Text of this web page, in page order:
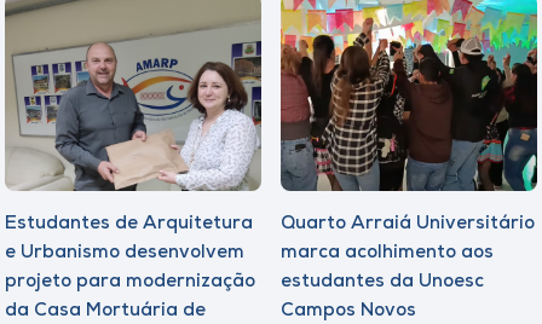
Estudantes de Arquitetura
e Urbanismo desenvolvem
projeto para modernização
da Casa Mortuária de
Quarto Arraiá Universitário
marca acolhimento aos
estudantes da Unoesc
Campos Novos